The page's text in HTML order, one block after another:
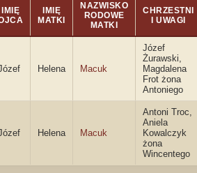
IMIĘ
IMIĘ
MATKI
NAZWISKO
RODOWE
MATKI
CHRZESTNI
I UWAGI
Helena Macuk
Józef
Żurawski,
Magdalena
Frot żona
Antoniego
Helena Macuk
Antoni Troc,
Aniela
Kowalczyk
żona
Wincentego